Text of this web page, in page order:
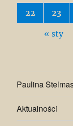
22 23
« sty
Paulina
Aktualności